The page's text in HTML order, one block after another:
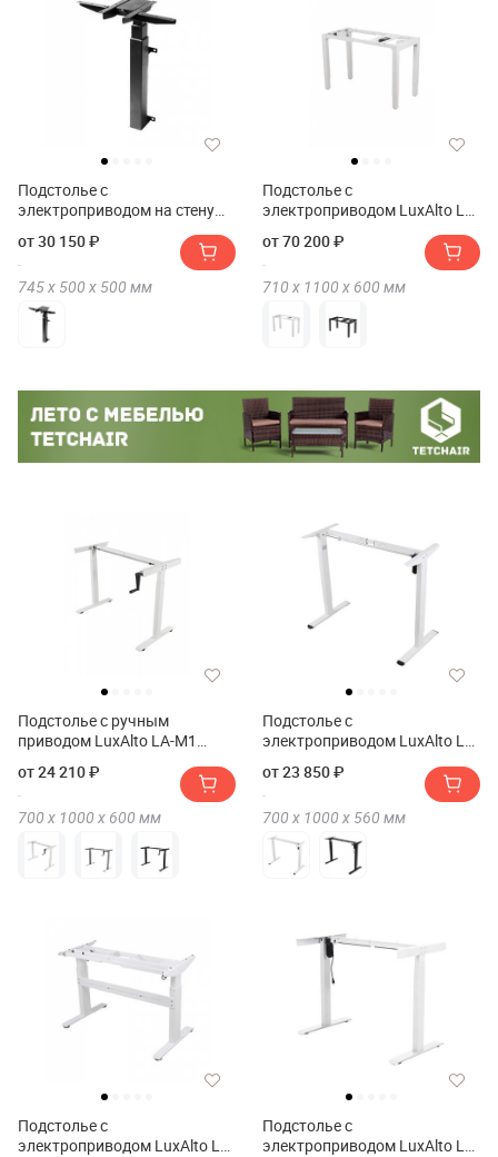
Подстолье с
электроприводом на стену
от 30 150 ₽
745 х 500 х 500 мм
Подстолье с
электроприводом LuxAlto LA-
от 70 200 ₽
710 х 1100 х 600 мм
Подстолье с ручным
приводом LuxAlto LA-M1
от 24 210 ₽
700 х 1000 х 600 мм
Подстолье с
электроприводом LuxAlto LA-
от 23 850 ₽
700 х 1000 х 560 мм
Подстолье с
электроприводом LuxAlto LA-
Подстолье с
электроприводом LuxAlto LA-